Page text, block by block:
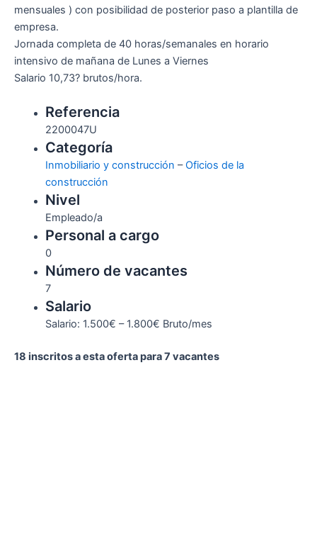
mensuales ) con posibilidad de posterior paso a plantilla de
empresa.
Jornada completa de 40 horas/semanales en horario
intensivo de mañana de Lunes a Viernes
Salario 10,73? brutos/hora.
Referencia
2200047U
Categoría
Inmobiliario y construcción –Oficios de la
construcción
Nivel
Empleado/a
Personal a cargo
0
Número de vacantes
7
Salario
Salario: 1.500€ – 1.800€ Bruto/mes
18 inscritos a esta oferta para 7 vacantes